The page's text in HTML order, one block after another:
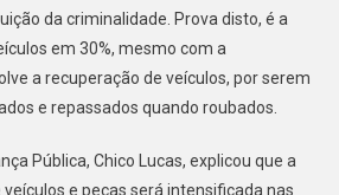
da criminalidade. Prova disto, é a
em 30%, mesmo com a
a recuperação de veículos, por serem
e repassados quando roubados.
Pública, Chico Lucas, explicou que a
e peças será intensificada nas